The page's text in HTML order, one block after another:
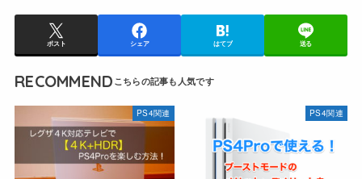
ポスト シェア はてブ 送る
RECOMMEND
PS4関連 PS4関連